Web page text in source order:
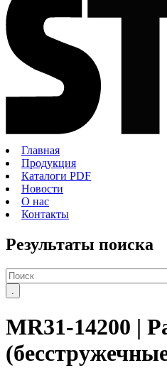
Главная
Продукция
Каталоги PDF
Новости
О нас
Контакты
Результаты поиска
MR31-14200 |